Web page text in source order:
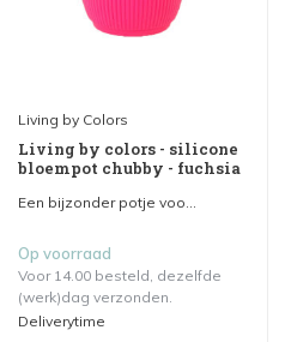
Living by Colors
Living by colors - silicone
bloempot chubby - fuchsia
Een bijzonder potje voo...
Op voorraad
Voor 14.00 besteld, dezelfde
(werk)dag verzonden.
Deliverytime